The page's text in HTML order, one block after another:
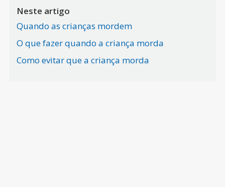
Neste artigo
Quando as crianças mordem
O que fazer quando a criança morda
Como evitar que a criança morda